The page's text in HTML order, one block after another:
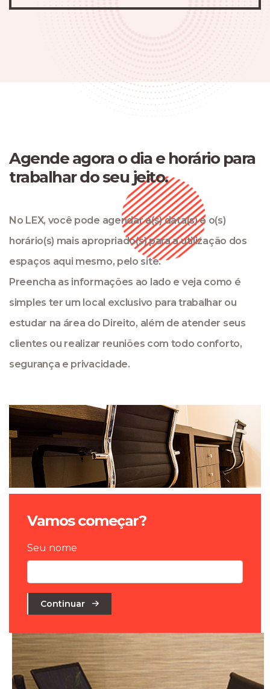
Agende agora o dia e horário para
trabalhar do seu jeito.
No LEX, você pode agendar a(s) data(s) e o(s)
horário(s) mais apropriado(s) para a utilização dos
espaços aqui mesmo, pelo site.
Preencha as informações ao lado e veja como é
simples ter um local exclusivo para trabalhar ou
estudar na área do Direito, além de atender seus
clientes ou realizar reuniões com todo conforto,
segurança e privacidade.
Vamos começar?
Seu nome
Continuar